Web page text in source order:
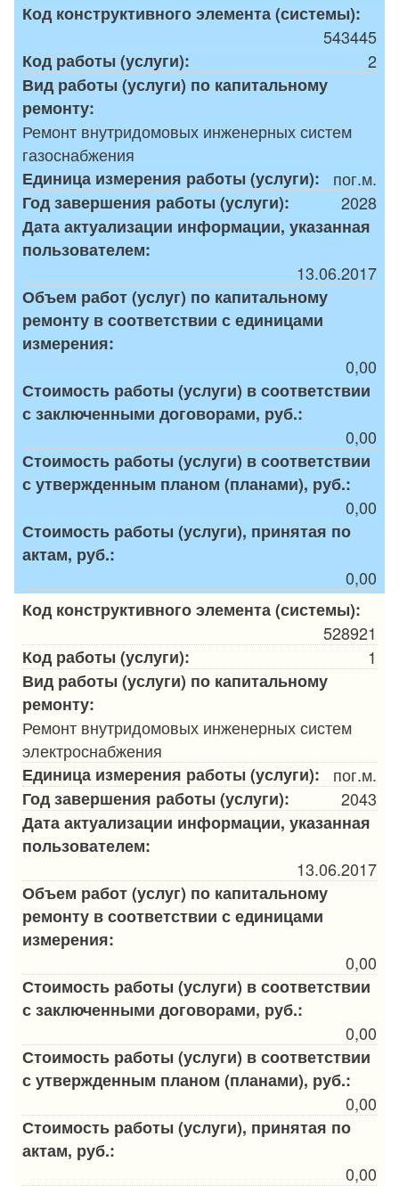
Код конструктивного элемента (системы):
543445
Код работы (услуги):
2
Вид работы (услуги) по капитальному
ремонту:
Ремонт внутридомовых инженерных систем
газоснабжения
Единица измерения работы (услуги):
пог.м.
Год завершения работы (услуги):
2028
Дата актуализации информации, указанная
пользователем:
13.06.2017
Объем работ (услуг) по капитальному
ремонту в соответствии с единицами
измерения:
0,00
Стоимость работы (услуги) в соответствии
с заключенными договорами, руб.:
0,00
Стоимость работы (услуги) в соответствии
с утвержденным планом (планами), руб.:
0,00
Стоимость работы (услуги), принятая по
актам, руб.:
0,00
Код конструктивного элемента (системы):
528921
Код работы (услуги):
1
Вид работы (услуги) по капитальному
ремонту:
Ремонт внутридомовых инженерных систем
электроснабжения
Единица измерения работы (услуги):
пог.м.
Год завершения работы (услуги):
2043
Дата актуализации информации, указанная
пользователем:
13.06.2017
Объем работ (услуг) по капитальному
ремонту в соответствии с единицами
измерения:
0,00
Стоимость работы (услуги) в соответствии
с заключенными договорами, руб.:
0,00
Стоимость работы (услуги) в соответствии
с утвержденным планом (планами), руб.:
0,00
Стоимость работы (услуги), принятая по
актам, руб.:
0,00